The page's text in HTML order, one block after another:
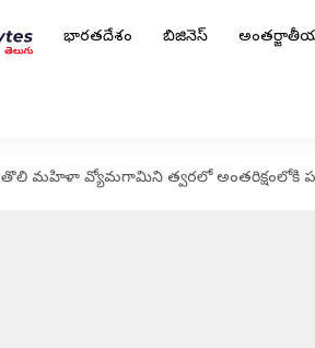
భారతదేశం బిజినెస్
తొలి మహిళా వ్యోమగామిని త్వరలో అంతరిక్షంలోకి